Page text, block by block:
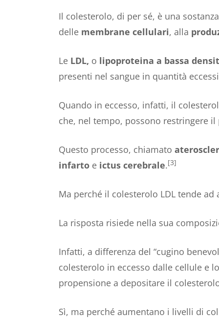
Il colesterolo, di per sé, è una
delle membrane cellulari, alla
Le LDL, o lipoproteina a bassa
presenti nel sangue in quantità
Quando in eccesso, infatti, il
che, nel tempo, possono restringere
Questo processo, chiamato
infarto e ictus cerebrale.[3]
Ma perché il colesterolo LDL tende
La risposta risiede nella sua
Infatti, a differenza del “cugino
colesterolo in eccesso dalle cellule e
propensione a depositare il
Sì, ma perché aumentano i livelli di